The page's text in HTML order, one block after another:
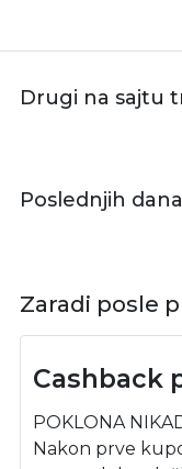
Drugi na sajtu
Poslednjih
Zaradi posle
Cashback
POKLONA
Nakon prve